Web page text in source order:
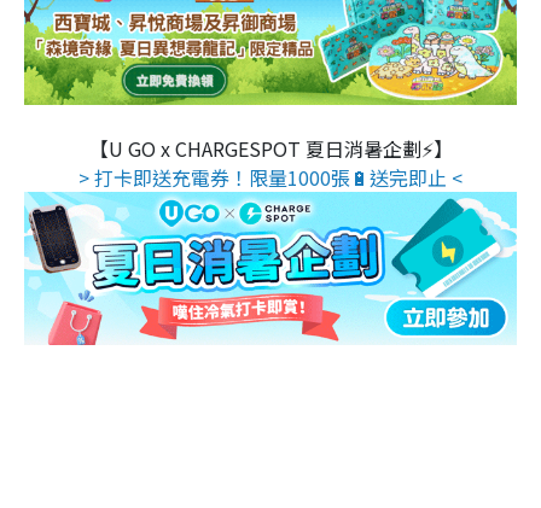
【U GO x CHARGESPOT 夏日消暑企劃⚡】
> 打卡即送充電券！限量1000張🔋送完即止 <